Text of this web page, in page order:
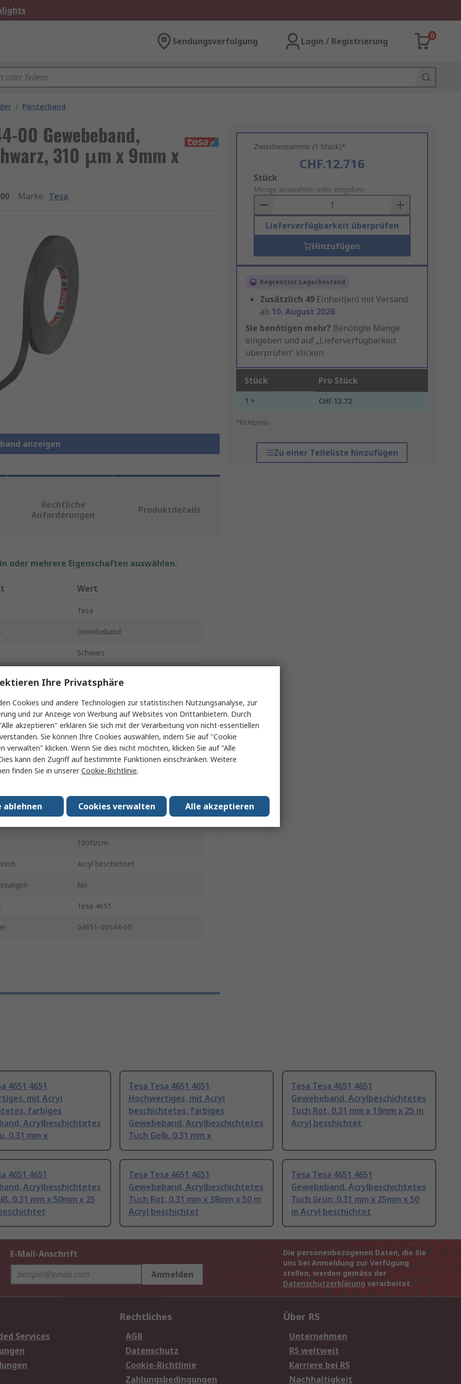
Sendungsverfolgung Login / Registrierung
0
/ Panzerband
00 Gewebeband,
310 μm x 9mm x
Marke: Tesa
anzeigen
Zwischensumme (1 Stück)*
CHF.12.716
Add
to
Basket
Stück
Menge auswählen oder eingeben
Lieferverfügbarkeit überprüfen
Hinzufügen
Begrenzter Lagerbestand
Zusätzlich 49 Einheit(en) mit Versand
ab 10. August 2026
Sie benötigen mehr? Benötigte Menge
eingeben und auf „Lieferverfügbarkeit
überprüfen“ klicken.
Stück Pro Stück
1 + CHF.12.72
*Richtpreis
Zu einer Teileliste hinzufügen
Rechtliche
Anforderungen
Produktdetails
oder mehrere Eigenschaften auswählen.
Wert
Tesa
Gewebeband
Schwarz
50m
Acrylbeschichtetes Tuch
310μm
100N/cm
Acryl beschichtet
No
Tesa 4651
04651-00544-00
4651 4651
mit Acryl
farbiges
Acrylbeschichtetes
0.31 mm x
Tesa Tesa 4651 4651
Hochwertiges, mit Acryl
beschichtetes, farbiges
Gewebeband, Acrylbeschichtetes
Tuch Gelb, 0.31 mm x
Tesa Tesa 4651 4651
Gewebeband, Acrylbeschichtetes
Tuch Rot, 0.31 mm x 19mm x 25 m
Acryl beschichtet
4651 4651
Acrylbeschichtetes
0.31 mm x 50mm x 25
Tesa Tesa 4651 4651
Gewebeband, Acrylbeschichtetes
Tuch Rot, 0.31 mm x 38mm x 50 m
Acryl beschichtet
Tesa Tesa 4651 4651
Gewebeband, Acrylbeschichtetes
Tuch Grün, 0.31 mm x 25mm x 50
m Acryl beschichtet
E-Mail-Anschrift
Anmelden
Die personenbezogenen Daten, die Sie
uns bei Anmeldung zur Verfügung
stellen, werden gemäss der
Datenschutzerklärung verarbeitet.
Services
Rechtliches
AGB
Datenschutz
Cookie-Richtlinie
Zahlungsbedingungen
Über RS
Unternehmen
RS weltweit
Karriere bei RS
Nachhaltigkeit
Ihre Privatsphäre
Cookies und andere Technologien zur statistischen Nutzungsanalyse, zur
und zur Anzeige von Werbung auf Websites von Drittanbietern. Durch
akzeptieren" erklären Sie sich mit der Verarbeitung von nicht-essentiellen
Sie können Ihre Cookies auswählen, indem Sie auf "Cookie
verwalten" klicken. Wenn Sie dies nicht möchten, klicken Sie auf "Alle
kann den Zugriff auf bestimmte Funktionen einschränken. Weitere
finden Sie in unsererCookie-Richtlinie.
Alle akzeptieren
Cookies verwalten
ablehnen